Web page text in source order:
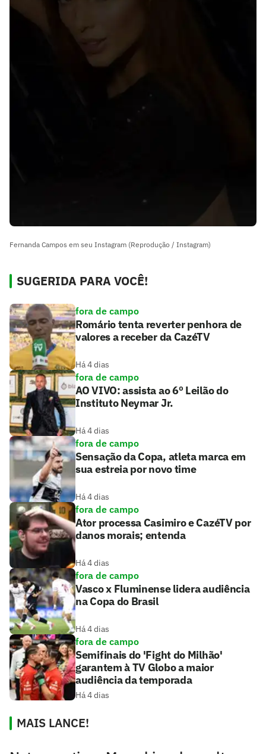
Fernanda Campos em seu Instagram (Reprodução / Instagram)
SUGERIDA PARA VOCÊ!
fora de campo
Romário tenta reverter penhora de
valores a receber da CazéTV
Há 4 dias
fora de campo
AO VIVO: assista ao 6º Leilão do
Instituto Neymar Jr.
Há 4 dias
fora de campo
Sensação da Copa, atleta marca em
sua estreia por novo time
Há 4 dias
fora de campo
Ator processa Casimiro e CazéTV por
danos morais; entenda
Há 4 dias
fora de campo
Vasco x Fluminense lidera audiência
na Copa do Brasil
Há 4 dias
fora de campo
Semifinais do 'Fight do Milhão'
garantem à TV Globo a maior
audiência da temporada
Há 4 dias
MAIS LANCE!